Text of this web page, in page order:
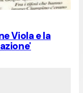
Viola e la